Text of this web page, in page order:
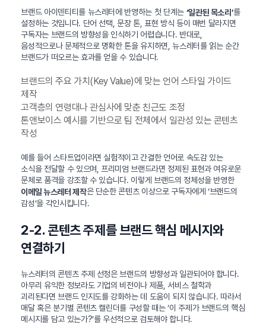
브랜드 아이덴티티를 뉴스레터에 반영하는 첫 단계는 ‘일관된 목소리’를
설정하는 것입니다. 단어 선택, 문장 톤, 표현 방식 등이 매번 달라지면
구독자는 브랜드의 방향성을 인식하기 어렵습니다. 반대로,
음성적으로나 문체적으로 명확한 톤을 유지하면, 뉴스레터를 읽는 순간
브랜드가 떠오르는 효과를 얻을 수 있습니다.
브랜드의 주요 가치(Key Value)에 맞는 언어 스타일 가이드
제작
고객층의 연령대나 관심사에 맞춘 친근도 조정
톤앤보이스 예시를 기반으로 팀 전체에서 일관성 있는 콘텐츠
작성
예를 들어 스타트업이라면 실험적이고 간결한 언어로 속도감 있는
소식을 전달할 수 있으며, 프리미엄 브랜드라면 정제된 표현과 여유로운
문체로 품격을 강조할 수 있습니다. 이렇게 브랜드의 정체성을 반영한
이메일 뉴스레터 제작은 단순한 콘텐츠 이상으로 구독자에게 ‘브랜드의
감성’을 각인시킵니다.
2-2. 콘텐츠 주제를 브랜드 핵심 메시지와
연결하기
뉴스레터의 콘텐츠 주제 선정은 브랜드의 방향성과 일관되어야 합니다.
아무리 유익한 정보라도 기업의 비전이나 제품, 서비스 철학과
괴리된다면 브랜드 인지도를 강화하는 데 도움이 되지 않습니다. 따라서
매달 혹은 분기별 콘텐츠 캘린더를 구성할 때는 ‘이 주제가 브랜드의 핵심
메시지를 담고 있는가?’를 우선적으로 검토해야 합니다.